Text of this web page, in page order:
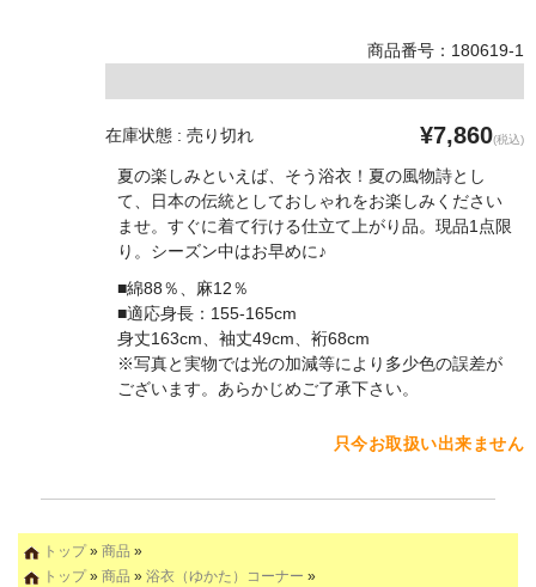
商品番号：180619-1
在庫状態 : 売り切れ ¥7,860(税込)
夏の楽しみといえば、そう浴衣！夏の風物詩とし
て、日本の伝統としておしゃれをお楽しみください
ませ。すぐに着て行ける仕立て上がり品。現品1点限
り。シーズン中はお早めに♪
■綿88％、麻12％
■適応身長：155-165cm
身丈163cm、袖丈49cm、裄68cm
※写真と実物では光の加減等により多少色の誤差が
ございます。あらかじめご了承下さい。
只今お取扱い出来ません
トップ» 商品 »
トップ» 商品 » 浴衣（ゆかた）コーナー »